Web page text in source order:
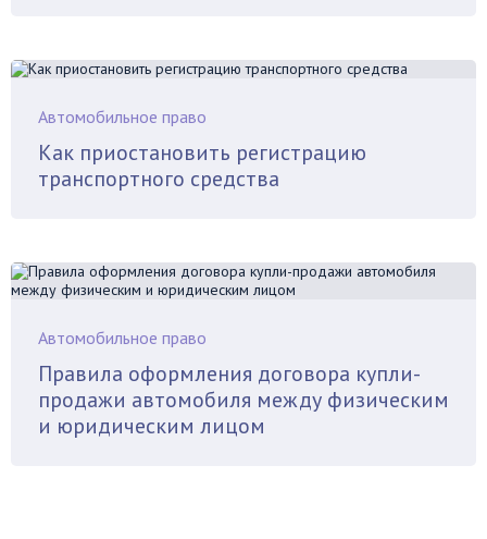
Автомобильное право
Как приостановить регистрацию
транспортного средства
Автомобильное право
Правила оформления договора купли-
продажи автомобиля между физическим
и юридическим лицом